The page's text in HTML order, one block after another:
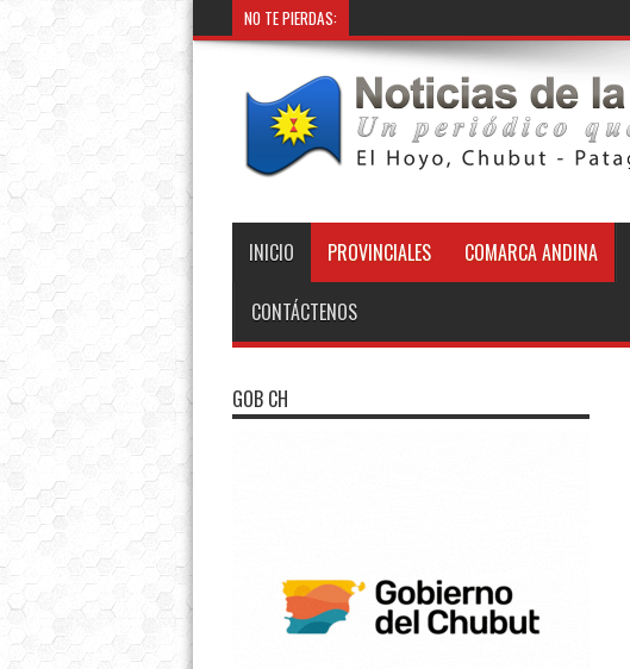
NO TE PIERDAS:
INICIO PROVINCIALES COMARCA ANDINA
CONTÁCTENOS
GOB CH